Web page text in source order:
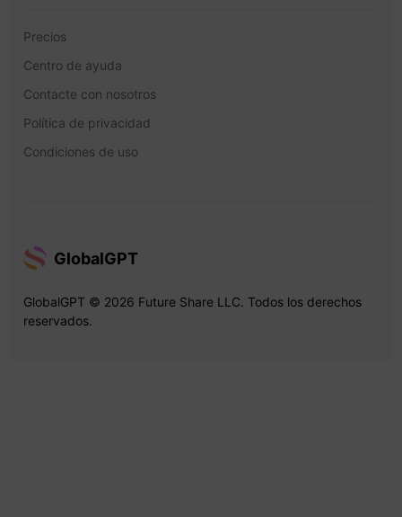
Precios
Centro de ayuda
Contacte con nosotros
Política de privacidad
Condiciones de uso
GlobalGPT
GlobalGPT © 2026 Future Share LLC. Todos los derechos
reservados.